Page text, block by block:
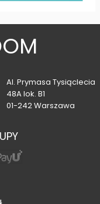
Al. Prymasa Tysiąclecia
48A lok. B1
01-242 Warszawa